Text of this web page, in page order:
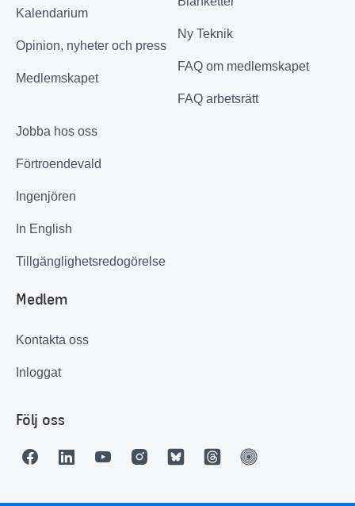
Kalendarium
Opinion, nyheter och press
Medlemskapet
Ny Teknik
FAQ om medlemskapet
FAQ arbetsrätt
Jobba hos oss
Förtroendevald
Ingenjören
In English
Tillgänglighetsredogörelse
Medlem
Kontakta oss
Inloggat
Följ oss